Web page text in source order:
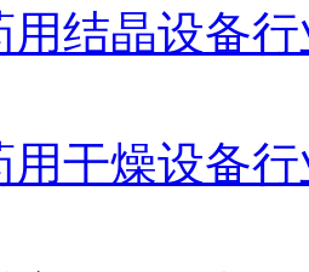
用结晶设备
用干燥设备